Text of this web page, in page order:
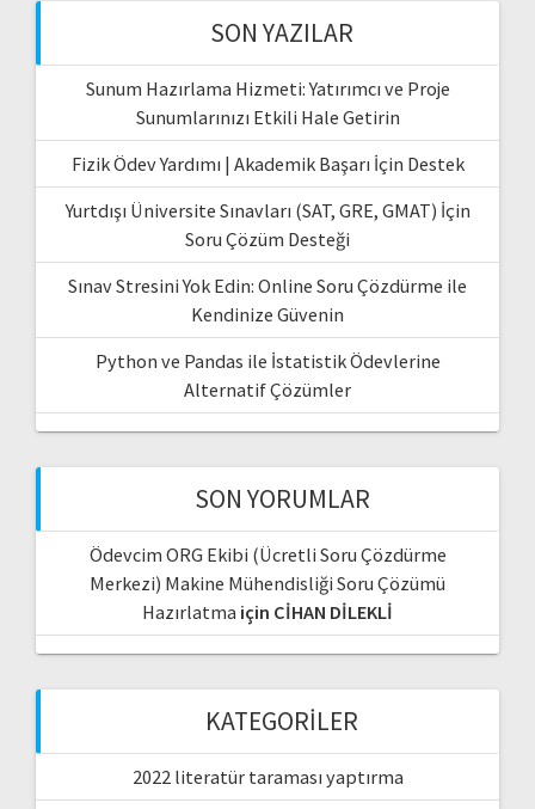
SON YAZILAR
Sunum Hazırlama Hizmeti: Yatırımcı ve Proje
Sunumlarınızı Etkili Hale Getirin
Fizik Ödev Yardımı | Akademik Başarı İçin Destek
Yurtdışı Üniversite Sınavları (SAT, GRE, GMAT) İçin
Soru Çözüm Desteği
Sınav Stresini Yok Edin: Online Soru Çözdürme ile
Kendinize Güvenin
Python ve Pandas ile İstatistik Ödevlerine
Alternatif Çözümler
SON YORUMLAR
Ödevcim ORG Ekibi (Ücretli Soru Çözdürme
Merkezi) Makine Mühendisliği Soru Çözümü
Hazırlatma için CİHAN DİLEKLİ
KATEGORILER
2022 literatür taraması yaptırma